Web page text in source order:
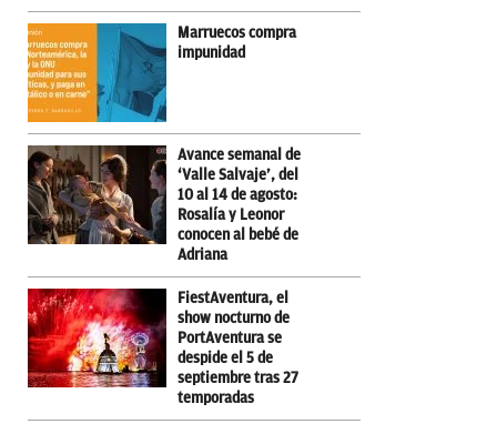
Marruecos compra
impunidad
Avance semanal de
‘Valle Salvaje’, del
10 al 14 de agosto:
Rosalía y Leonor
conocen al bebé de
Adriana
FiestAventura, el
show nocturno de
PortAventura se
despide el 5 de
septiembre tras 27
temporadas